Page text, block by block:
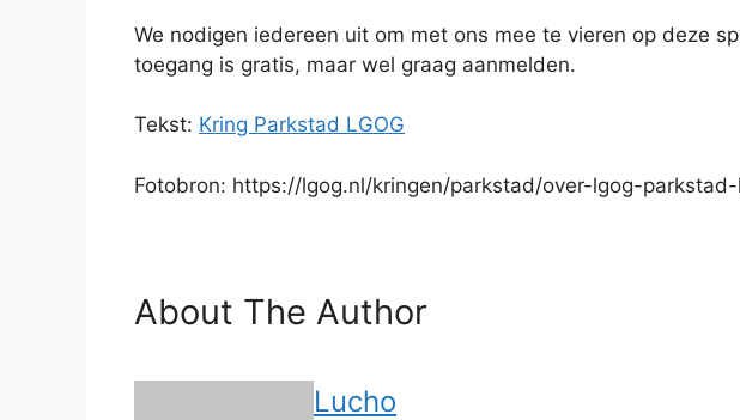
We nodigen iedereen uit om met ons mee te vieren op deze
toegang is gratis, maar wel graag aanmelden.
Tekst: Kring Parkstad LGOG
Fotobron: https://lgog.nl/kringen/parkstad/over-lgog-
About The Author
Lucho